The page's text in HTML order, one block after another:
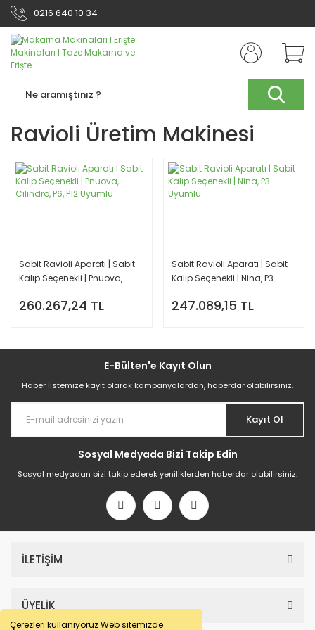
Çerezleri kullanıyoruz Web sitemizde
0216 640 10 34
Ravioli Üretim Makinesi
Sabit Ravioli Aparatı | Sabit
Kalıp Seçenekli | Pnuova,
260.267,24 TL
Sabit Ravioli Aparatı | Sabit
Kalıp Seçenekli | Nina, P3
247.089,15 TL
E-Bülten'e Kayıt Olun
Haber listemize kayıt olarak kampanyalardan, haberdar olabilirsiniz.
Kayıt Ol
Sosyal Medyada Bizi Takip Edin
Sosyal medyadan bizi takip ederek yeniliklerden haberdar olabilirsiniz.
İLETİŞİM
ÜYELİK